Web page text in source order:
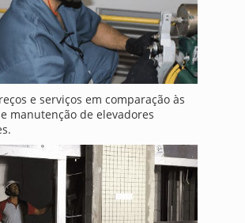
e serviços em comparação às
manutenção de elevadores